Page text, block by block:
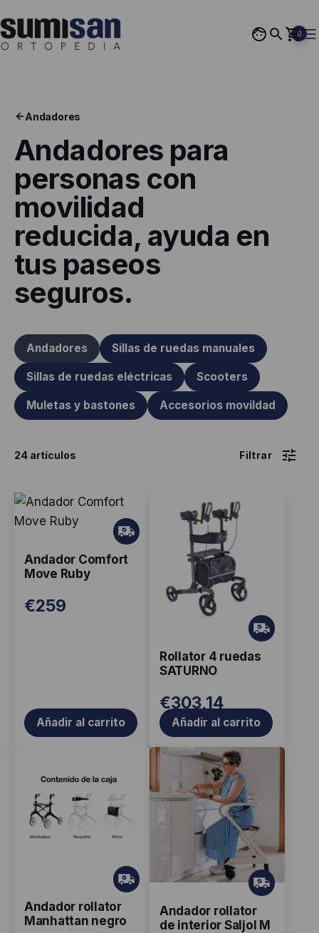
al
contenido
0
Andadores
Andadores para
personas con
movilidad
reducida, ayuda en
tus paseos
seguros.
Andadores Sillas de ruedas manuales
Sillas de ruedas eléctricas Scooters
Muletas y bastones Accesorios movildad
24 artículos
Andador Comfort
Move Ruby
Gr
ati
s
€259
Añadir al carrito
Rollator 4 ruedas
SATURNO
Gr
ati
s
€303,14
Añadir al carrito
Andador rollator
Manhattan negro
Gr
ati
Andador rollator
de interior Saljol M
Gr
ati